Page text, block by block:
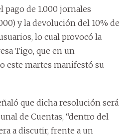
pago de 1.000 jornales
y la devolución del 10% de
lo cual provocó la
Tigo, que en un
este martes manifestó su
que dicha resolución será
de Cuentas, “dentro del
a discutir, frente a un